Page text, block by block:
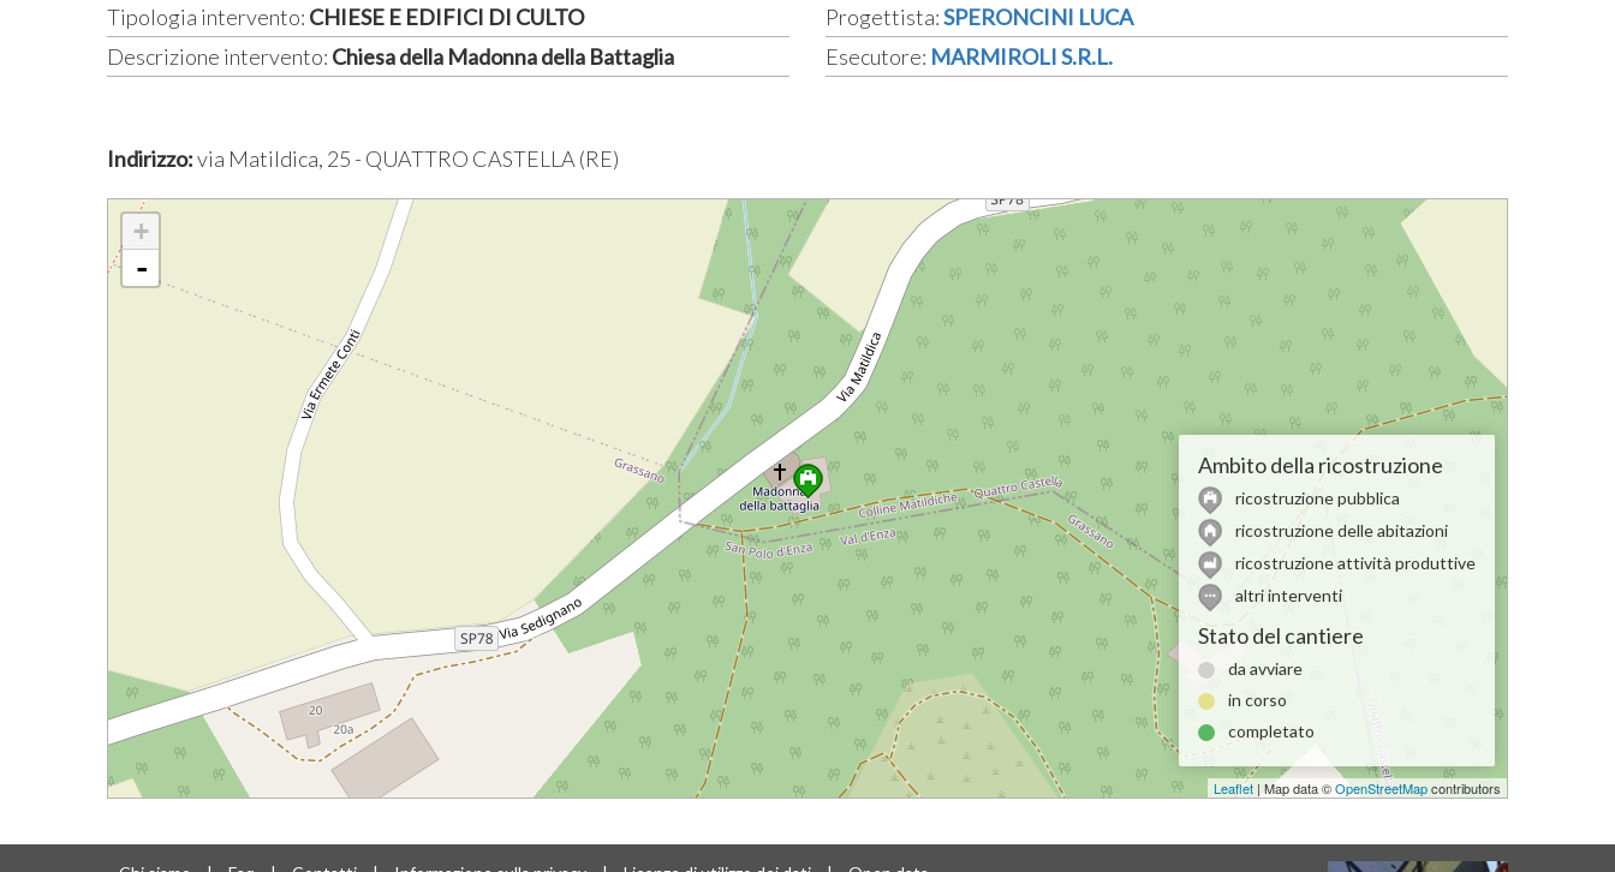
Tipologia intervento: CHIESE E EDIFICI DI CULTO
Descrizione intervento: Chiesa della Madonna della Battaglia
Progettista:SPERONCINI LUCA
Esecutore: MARMIROLI S.R.L.
Indirizzo:via Matildica, 25 - QUATTRO CASTELLA (RE)
+
-
Ambito della ricostruzione
ricostruzione pubblica
ricostruzione delle abitazioni
ricostruzione attività produttive
altri interventi
Stato del cantiere
da avviare
in corso
completato
Leaflet | Map data ©OpenStreetMapcontributors